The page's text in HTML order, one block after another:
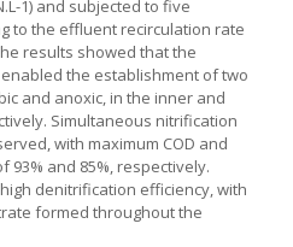
1) and subjected to five
to the effluent recirculation rate
results showed that the
the establishment of two
and anoxic, in the inner and
Simultaneous nitrification
with maximum COD and
93% and 85%, respectively.
denitrification efficiency, with
formed throughout the